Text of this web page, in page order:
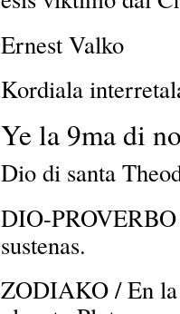
Ernest Valko
Kordiala
Ye la 9ma di
Dio di santa
DIO-
sustenas.
ZODIAKO / En la